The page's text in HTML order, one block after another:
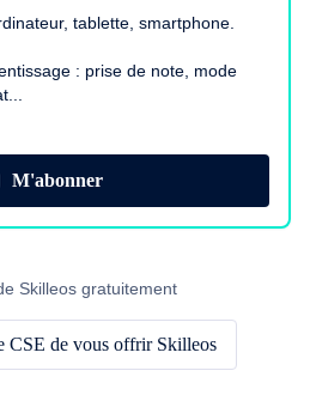
tablette, smartphone.
: prise de note, mode
M'abonner
Skilleos gratuitement
CSE de vous offrir Skilleos